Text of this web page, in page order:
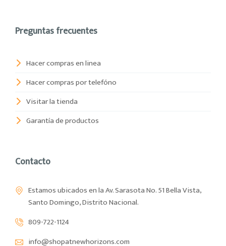
Preguntas frecuentes
Hacer compras en linea
Hacer compras por telefóno
Visitar la tienda
Garantía de productos
Contacto
Estamos ubicados en la Av. Sarasota No. 51 Bella Vista,
Santo Domingo, Distrito Nacional.
809-722-1124
info@shopatnewhorizons.com